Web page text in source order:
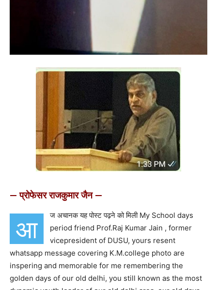
— प्रोफेसर राजकुमार जैन —
आ
ज अचानक यह पोस्ट पढ़ने को मिली My School days
period friend Prof.Raj Kumar Jain , former
vicepresident of DUSU, yours resent
whatsapp message covering K.M.college photo are
inspering and memorable for me remembering the
golden days of our old delhi, you still known as the most